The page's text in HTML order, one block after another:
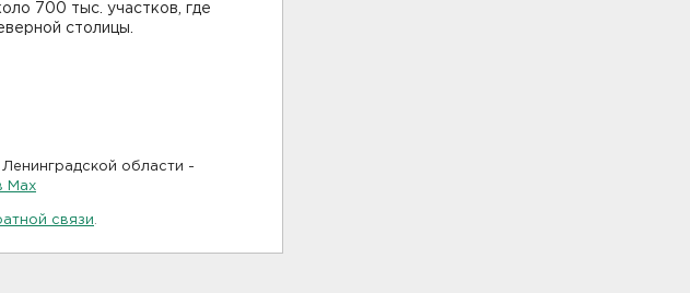
700 тыс. участков, где
столицы.
области -
Maх
связи